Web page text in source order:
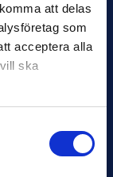
att delas
som
acceptera alla
ska